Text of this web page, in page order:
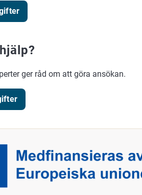
ger råd om att göra ansökan.